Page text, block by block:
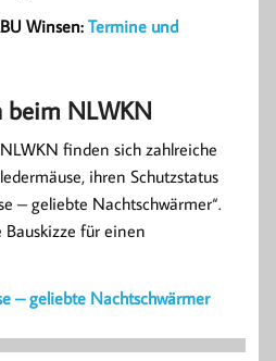
Winsen: Termine und
NLWKN
finden sich zahlreiche
ihren Schutzstatus
– geliebte Nachtschwärmer“.
für einen
– geliebte Nachtschwärmer